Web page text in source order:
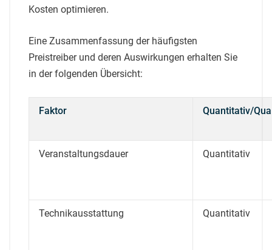
Kosten optimieren.
Eine Zusammenfassung der häufigsten
Preistreiber und deren Auswirkungen erhalten Sie
in der folgenden Übersicht:
Faktor Quantitativ/
Veranstaltungsdauer Quantitativ
Technikausstattung Quantitativ